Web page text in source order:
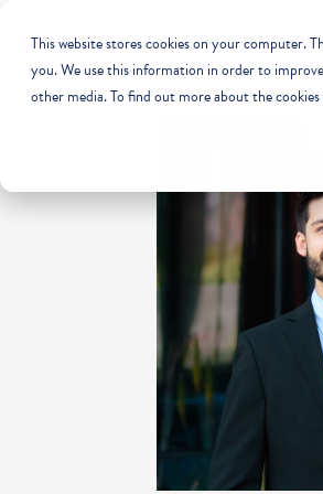
This website stores cookies on your computer.
you. We use this information in order to
other media. To find out more about the cookies